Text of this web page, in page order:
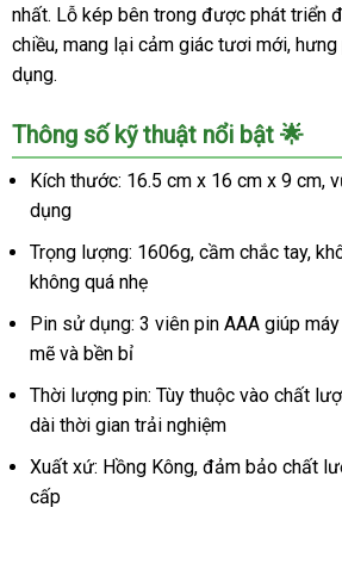
Thích
Mua
Ngay
nhất. Lỗ kép bên trong được phát triển
chiều, mang lại cảm giác tươi mới,
dụng.
Thông số kỹ thuật nổi bật 🌟
Kích thước: 16.5 cm x 16 cm x 9 cm,
dụng
Trọng lượng: 1606g, cầm chắc tay,
không quá nhẹ
Pin sử dụng: 3 viên pin AAA giúp
mẽ và bền bỉ
Thời lượng pin: Tùy thuộc vào chất
dài thời gian trải nghiệm
Xuất xứ: Hồng Kông, đảm bảo chất
cấp